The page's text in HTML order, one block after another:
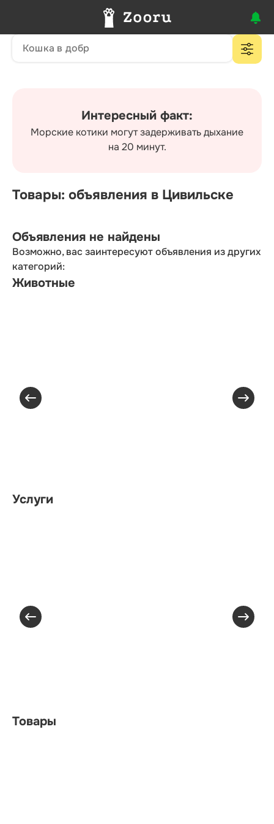
Интересный факт:
Морские котики могут задерживать дыхание
на 20 минут.
Товары: объявления в Цивильске
Объявления не найдены
Возможно, вас заинтересуют объявления из других
категорий:
Животные
Услуги
Товары